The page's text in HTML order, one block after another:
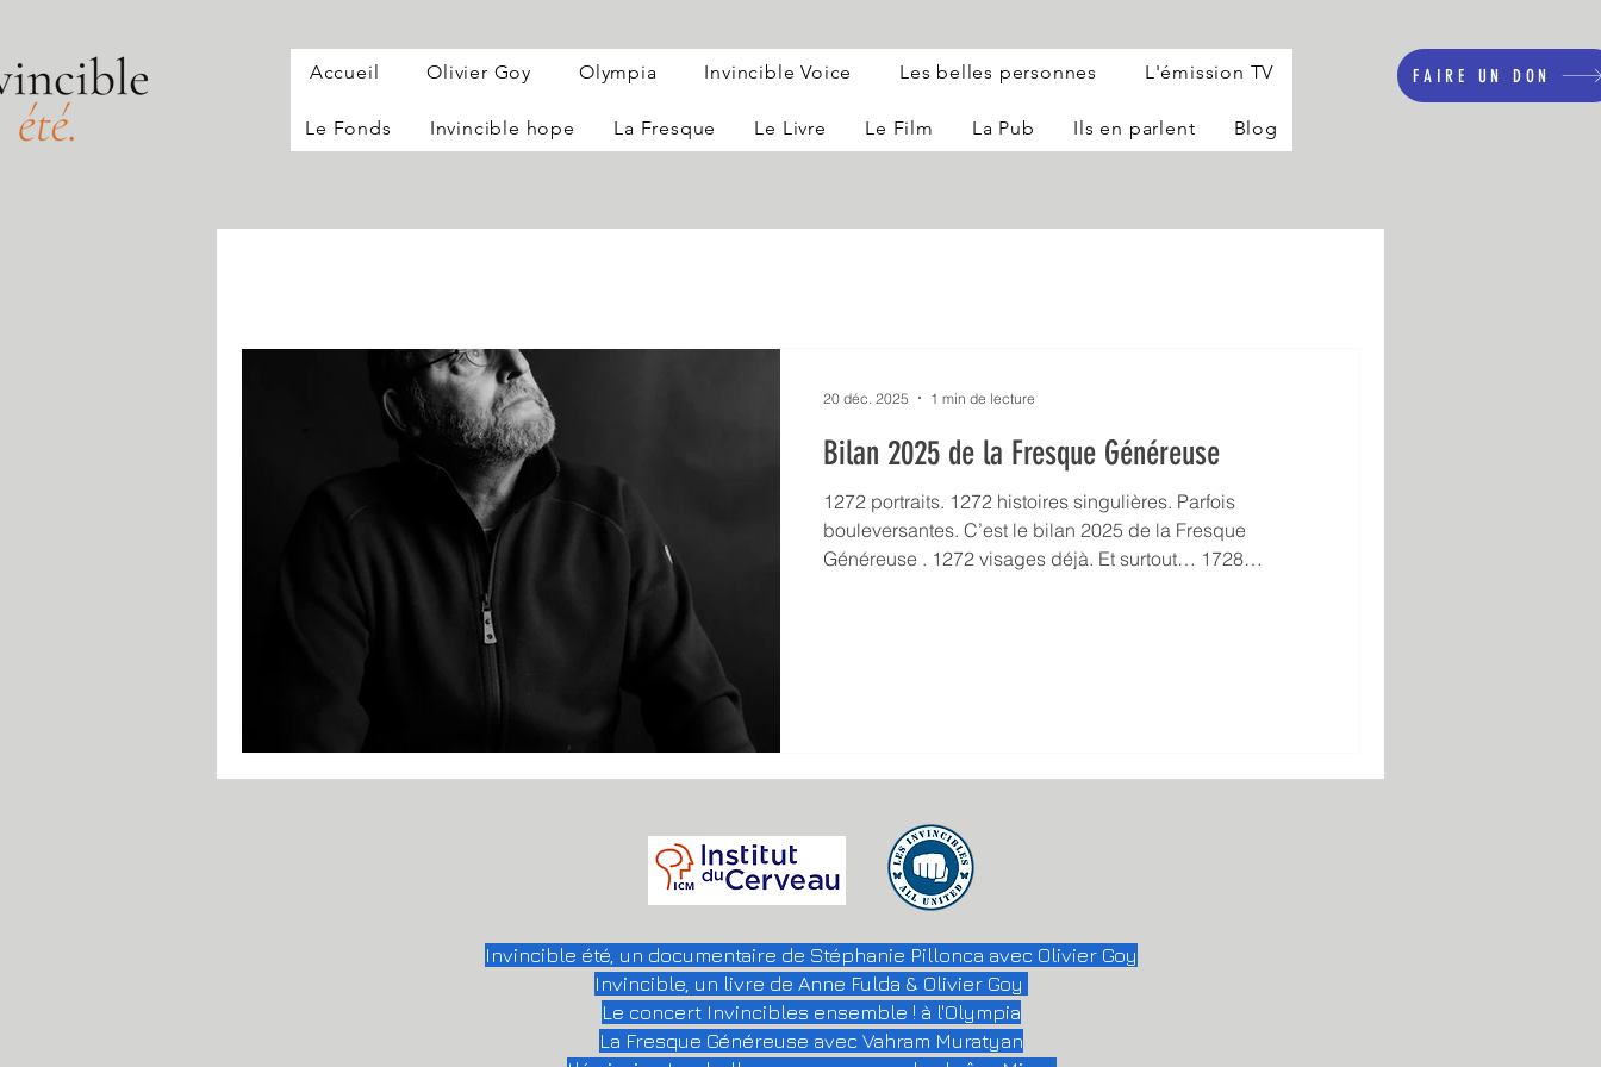
Accueil Olivier Goy Olympia Invincible Voice Les belles personnes L'émission TV
Le Fonds Invincible hope La Fresque Le Livre Le Film La Pub Ils en parlent Blog
FAIRE UN DON
Bilan 2025 de la Fresque Généreuse
1272 portraits. 1272 histoires singulières. Parfois
bouleversantes. C’est le bilan 2025 de la Fresque
Généreuse . 1272 visages déjà. Et surtout… 1728
20 déc. 2025 1 min de lecture
Invincible été, un documentaire de Stéphanie Pillonca avec Olivier Goy
Invincible, un livre de Anne Fulda & Olivier Goy
Le concert Invincibles ensemble ! à l'Olympia
La Fresque Généreuse avec Vahram Muratyan